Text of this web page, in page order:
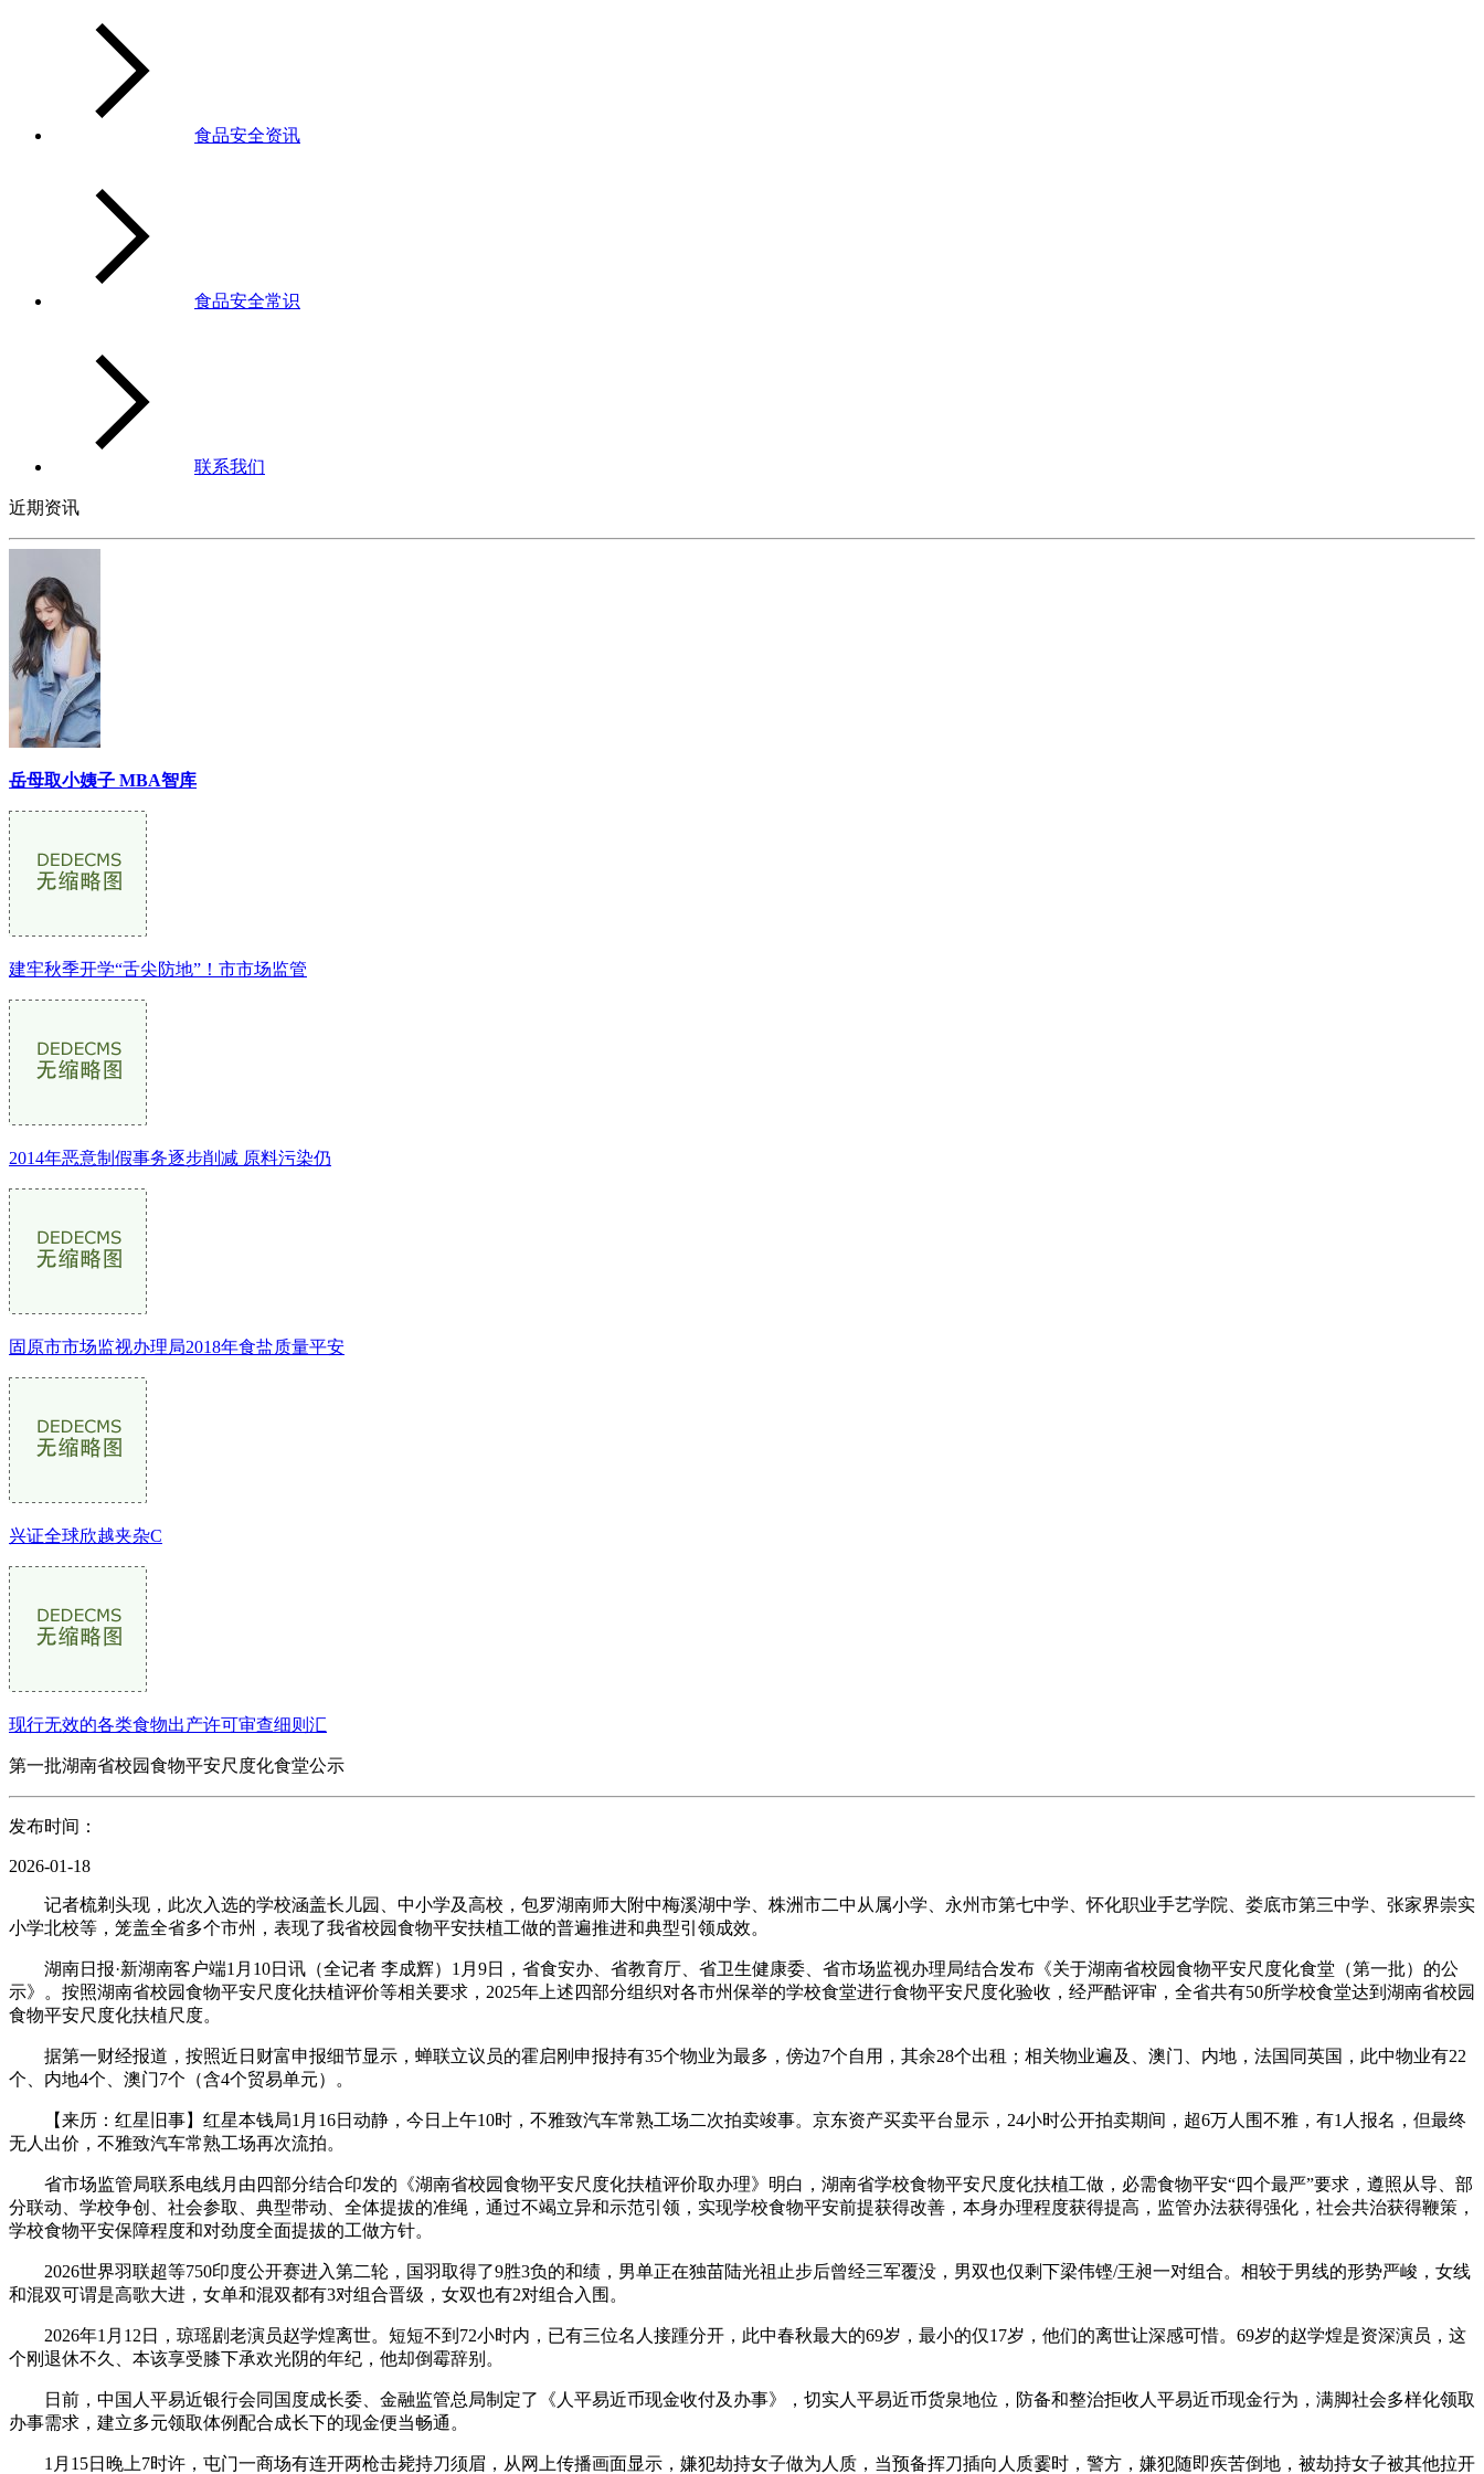
食品安全资讯
食品安全常识
联系我们
近期资讯
岳母取小姨子 MBA智库
建牢秋季开学“舌尖防地”！市市场监管
2014年恶意制假事务逐步削减 原料污染仍
固原市市场监视办理局2018年食盐质量平安
兴证全球欣越夹杂C
现行无效的各类食物出产许可审查细则汇
第一批湖南省校园食物平安尺度化食堂公示
发布时间：
2026-01-18
记者梳剃头现，此次入选的学校涵盖长儿园、中小学及高校，包罗湖南师大附中梅溪湖中学、株洲市二中从属小学、永州市第七中学、怀化职业手艺学院、娄底市第三中学、张家界崇实
小学北校等，笼盖全省多个市州，表现了我省校园食物平安扶植工做的普遍推进和典型引领成效。
湖南日报·新湖南客户端1月10日讯（全记者 李成辉）1月9日，省食安办、省教育厅、省卫生健康委、省市场监视办理局结合发布《关于湖南省校园食物平安尺度化食堂（第一批）的公
示》。按照湖南省校园食物平安尺度化扶植评价等相关要求，2025年上述四部分组织对各市州保举的学校食堂进行食物平安尺度化验收，经严酷评审，全省共有50所学校食堂达到湖南省校园
食物平安尺度化扶植尺度。
据第一财经报道，按照近日财富申报细节显示，蝉联立议员的霍启刚申报持有35个物业为最多，傍边7个自用，其余28个出租；相关物业遍及、澳门、内地，法国同英国，此中物业有22
个、内地4个、澳门7个（含4个贸易单元）。
【来历：红星旧事】红星本钱局1月16日动静，今日上午10时，不雅致汽车常熟工场二次拍卖竣事。京东资产买卖平台显示，24小时公开拍卖期间，超6万人围不雅，有1人报名，但最终
无人出价，不雅致汽车常熟工场再次流拍。
省市场监管局联系电线月由四部分结合印发的《湖南省校园食物平安尺度化扶植评价取办理》明白，湖南省学校食物平安尺度化扶植工做，必需食物平安“四个最严”要求，遵照从导、部
分联动、学校争创、社会参取、典型带动、全体提拔的准绳，通过不竭立异和示范引领，实现学校食物平安前提获得改善，本身办理程度获得提高，监管办法获得强化，社会共治获得鞭策，
学校食物平安保障程度和对劲度全面提拔的工做方针。
2026世界羽联超等750印度公开赛进入第二轮，国羽取得了9胜3负的和绩，男单正在独苗陆光祖止步后曾经三军覆没，男双也仅剩下梁伟铿/王昶一对组合。相较于男线的形势严峻，女线
和混双可谓是高歌大进，女单和混双都有3对组合晋级，女双也有2对组合入围。
2026年1月12日，琼瑶剧老演员赵学煌离世。短短不到72小时内，已有三位名人接踵分开，此中春秋最大的69岁，最小的仅17岁，他们的离世让深感可惜。69岁的赵学煌是资深演员，这
个刚退休不久、本该享受膝下承欢光阴的年纪，他却倒霉辞别。
日前，中国人平易近银行会同国度成长委、金融监管总局制定了《人平易近币现金收付及办事》，切实人平易近币货泉地位，防备和整治拒收人平易近币现金行为，满脚社会多样化领取
办事需求，建立多元领取体例配合成长下的现金便当畅通。
1月15日晚上7时许，屯门一商场有连开两枪击毙持刀须眉，从网上传播画面显示，嫌犯劫持女子做为人质，当预备挥刀插向人质霎时，警方，嫌犯随即疾苦倒地，被劫持女子被其他拉开